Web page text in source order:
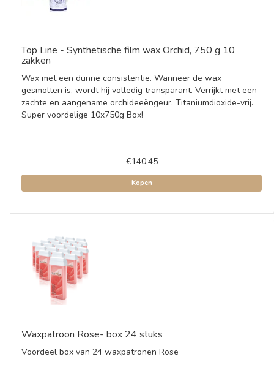
Top Line - Synthetische film wax Orchid, 750 g 10
zakken
Wax met een dunne consistentie. Wanneer de wax
gesmolten is, wordt hij volledig transparant. Verrijkt met een
zachte en aangename orchideeëngeur. Titaniumdioxide-vrij.
Super voordelige 10x750g Box!
€140,45
Kopen
Waxpatroon Rose- box 24 stuks
Voordeel box van 24 waxpatronen Rose